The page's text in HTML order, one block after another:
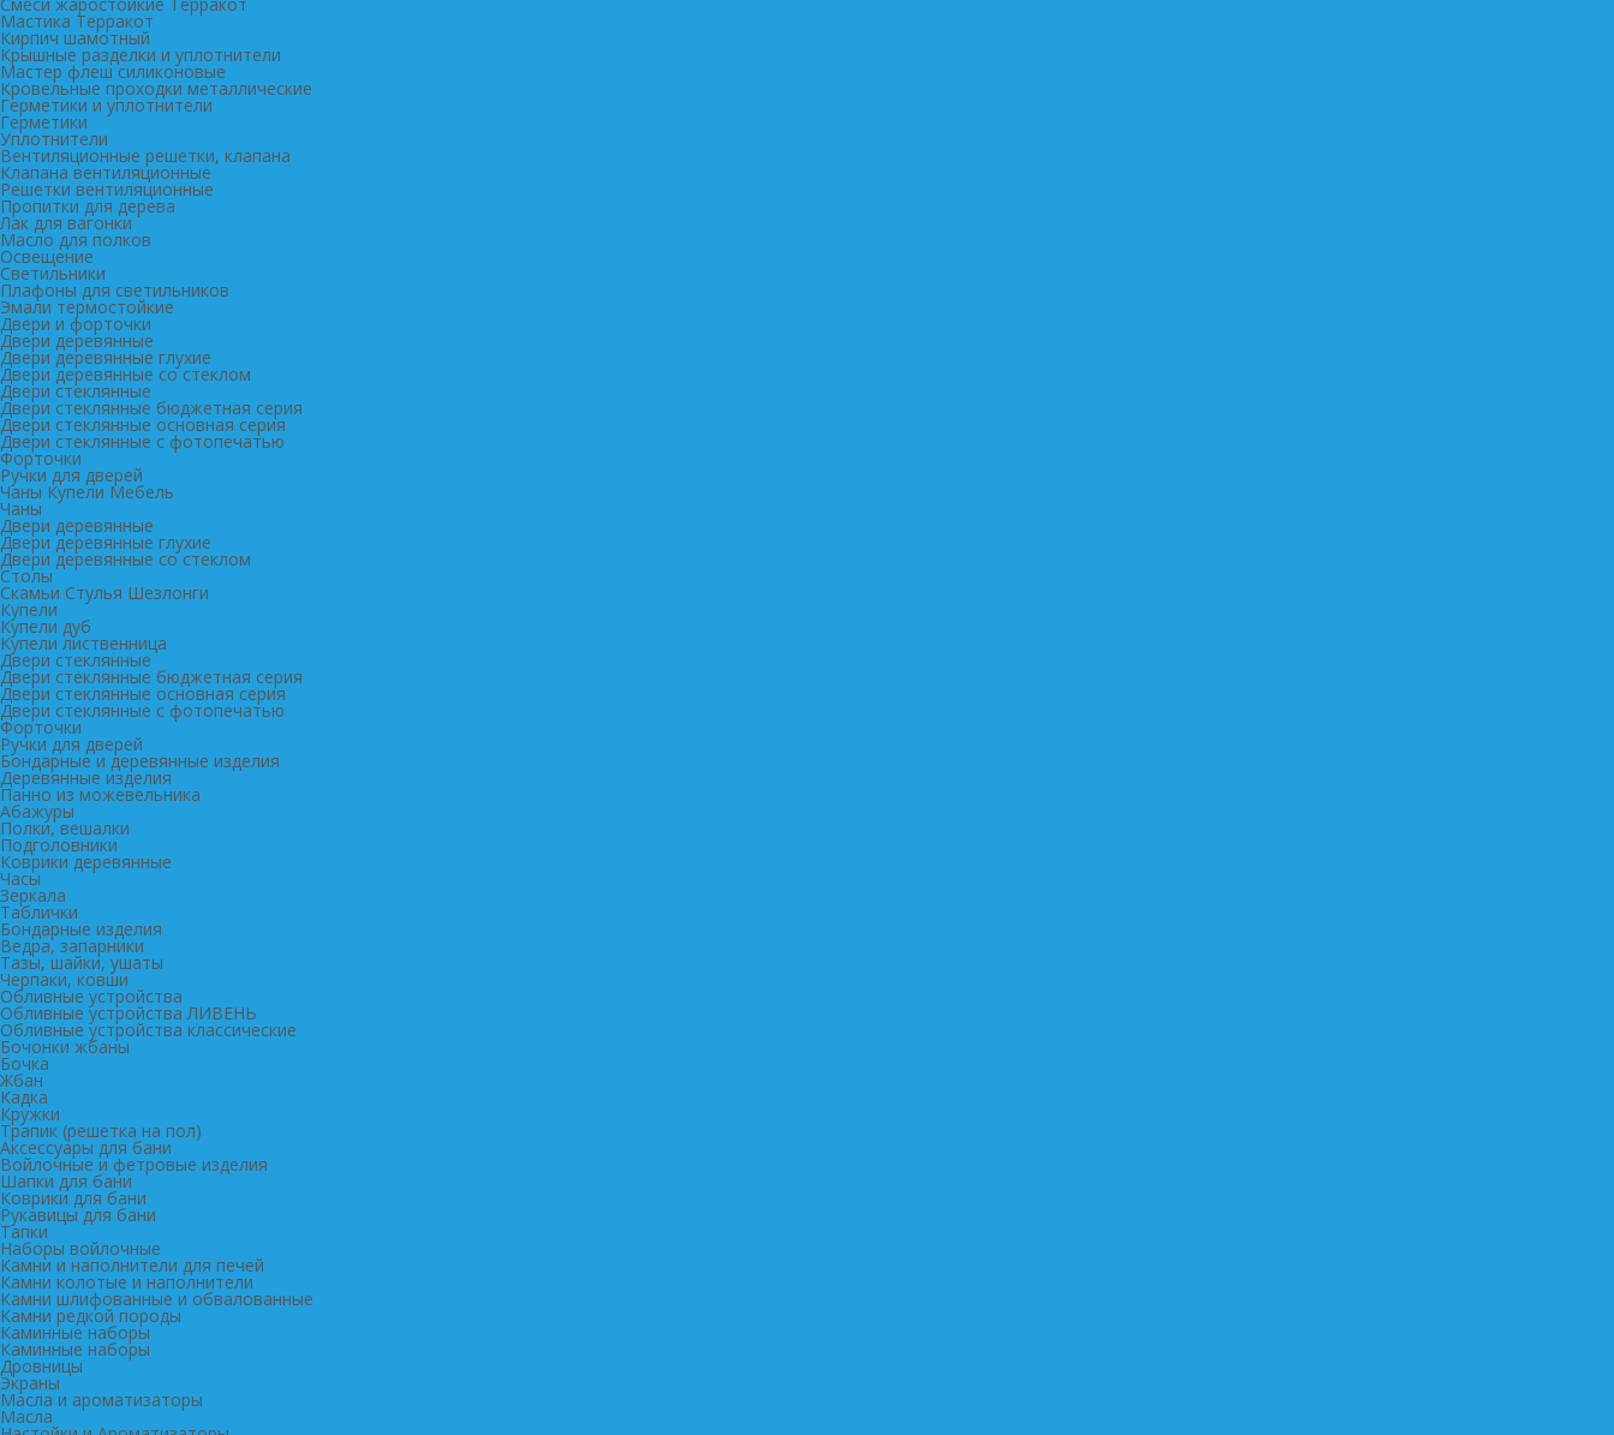
Мастика Терракот
Кирпич шамотный
Крышные разделки и уплотнители
Мастер флеш силиконовые
Кровельные проходки металлические
Герметики и уплотнители
Герметики
Уплотнители
Вентиляционные решетки, клапана
Клапана вентиляционные
Решетки вентиляционные
Пропитки для дерева
Лак для вагонки
Масло для полков
Освещение
Светильники
Плафоны для светильников
Эмали термостойкие
Двери и форточки
Двери деревянные
Двери деревянные глухие
Двери деревянные со стеклом
Двери стеклянные
Двери стеклянные бюджетная серия
Двери стеклянные основная серия
Двери стеклянные с фотопечатью
Форточки
Ручки для дверей
Чаны Купели Мебель
Чаны
Двери деревянные
Двери деревянные глухие
Двери деревянные со стеклом
Столы
Скамьи Стулья Шезлонги
Купели
Купели дуб
Купели лиственница
Двери стеклянные
Двери стеклянные бюджетная серия
Двери стеклянные основная серия
Двери стеклянные с фотопечатью
Форточки
Ручки для дверей
Бондарные и деревянные изделия
Деревянные изделия
Панно из можевельника
Абажуры
Полки, вешалки
Подголовники
Коврики деревянные
Часы
Зеркала
Таблички
Бондарные изделия
Ведра, запарники
Тазы, шайки, ушаты
Черпаки, ковши
Обливные устройства
Обливные устройства ЛИВЕНЬ
Обливные устройства классические
Бочонки жбаны
Бочка
Жбан
Кадка
Кружки
Трапик (решетка на пол)
Аксессуары для бани
Войлочные и фетровые изделия
Шапки для бани
Коврики для бани
Рукавицы для бани
Тапки
Наборы войлочные
Камни и наполнители для печей
Камни колотые и наполнители
Камни шлифованные и обвалованные
Камни редкой породы
Каминные наборы
Каминные наборы
Дровницы
Экраны
Масла и ароматизаторы
Масла